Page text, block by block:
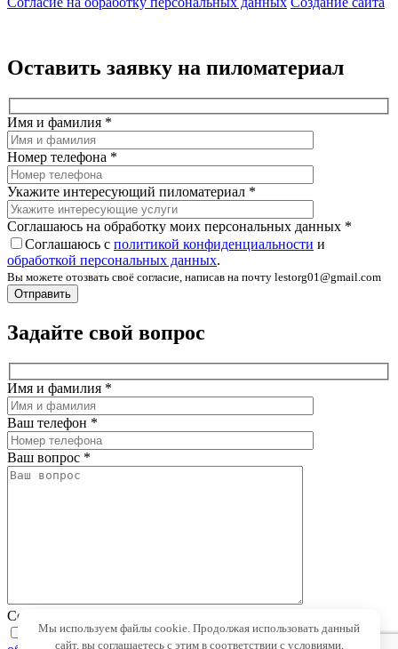
Оставить заявку на пиломатериал
Имя и фамилия *
Номер телефона *
Укажите интересующий пиломатериал *
Соглашаюсь на обработку моих персональных данных *
Соглашаюсь с политикой конфиденциальности и
обработкой персональных данных.
Вы можете отозвать своё согласие, написав на почту lestorg01@gmail.com
Задайте свой вопрос
Имя и фамилия *
Ваш телефон *
Ваш вопрос *
Соглашаюсь на обработку моих персональных данных
Соглашаюсь сполитикой конфиденциальностии
Мы используем файлы cookie. Продолжая использовать данный
сайт, вы соглашаетесь с этим в соответствии с условиями,